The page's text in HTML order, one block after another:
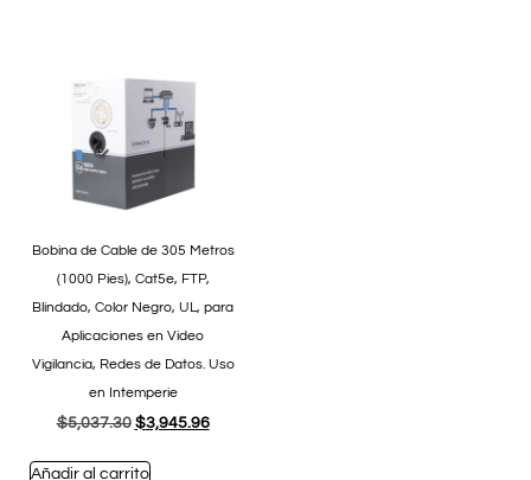
Bobina de Cable de 305 Metros
(1000 Pies), Cat5e, FTP,
Blindado, Color Negro, UL, para
Aplicaciones en Video
Vigilancia, Redes de Datos. Uso
en Intemperie
$5,037.30 $3,945.96
Añadir al carrito